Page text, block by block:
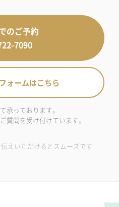
のご予約
7090
ォームはこちら
承っております。
質問を受け付けています。
えいただけるとスムーズです